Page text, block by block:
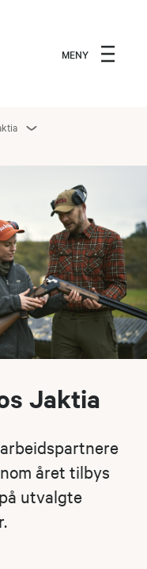
MENY
Jaktia
året tilbys
utvalgte